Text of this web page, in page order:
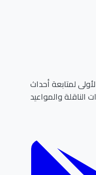
أحداث
والمواعيد